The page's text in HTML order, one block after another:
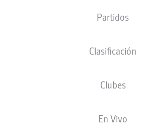
Partidos
Clasificación
Clubes
En Vivo